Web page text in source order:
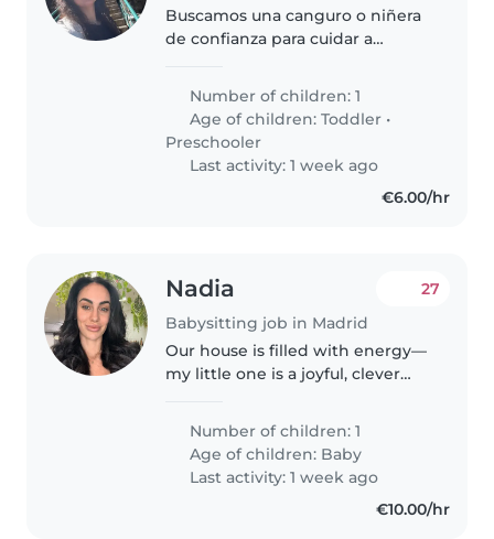
Buscamos una canguro o niñera
de confianza para cuidar a
Queremos a alguien paciente y
cariñoso que disfrute jugar y
explorar con peques llenos de
energía.
Number of children: 1
Age of children:Toddler •
Preschooler
Last activity: 1 week ago
€6.00/hr
Nadia
Babysitting job in Madrid
27
Our house is filled with energy—
my little one is a joyful, clever
We need a warm Babysitter who
can communicate in English or
Spanish to join our home...
Number of children: 1
Age of children: Baby
Last activity: 1 week ago
€10.00/hr